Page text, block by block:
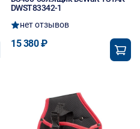
DWST83342-1
нет отзывов
15 380 ₽